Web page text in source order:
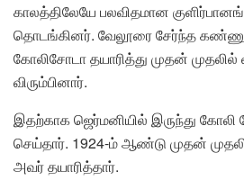
காலத்திலேயே பலவிதமான
தொடங்கினர். வேலூரை சேர்ந்த
கோலிசோடா தயாரித்து முதன்
விரும்பினார்.
இதற்காக ஜெர்மனியில் இருந்து கோலி
செய்தார். 1924-ம் ஆண்டு முதன்
அவர் தயாரித்தார்.